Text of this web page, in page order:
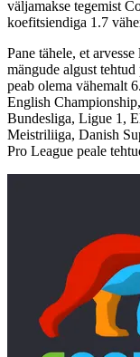
väljamakse tegemist
koefitsiendiga 1.7
Pane tähele, et
mängude algust
peab olema vähemalt
English
Bundesliga, Ligue 1,
Meistriliiga, Danish
Pro League peale